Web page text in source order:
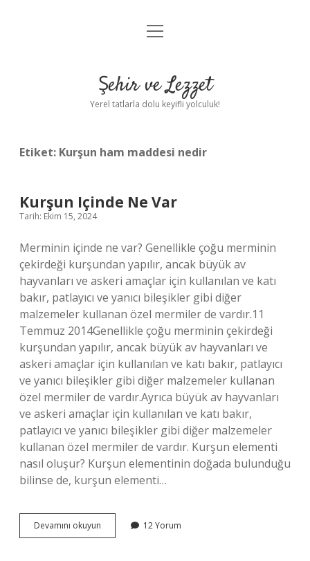
Anasayfa
Yasal Uyarı
menüyü
Şehir ve Lezzet
Yerel tatlarla dolu keyifli yolculuk!
Etiket: Kurşun ham maddesi nedir
Kurşun Içinde Ne Var
Tarih: Ekim 15, 2024
Merminin içinde ne var? Genellikle çoğu merminin
çekirdeği kurşundan yapılır, ancak büyük av
hayvanları ve askeri amaçlar için kullanılan ve katı
bakır, patlayıcı ve yanıcı bileşikler gibi diğer
malzemeler kullanan özel mermiler de vardır.11
Temmuz 2014Genellikle çoğu merminin çekirdeği
kurşundan yapılır, ancak büyük av hayvanları ve
askeri amaçlar için kullanılan ve katı bakır, patlayıcı
ve yanıcı bileşikler gibi diğer malzemeler kullanan
özel mermiler de vardır.Ayrıca büyük av hayvanları
ve askeri amaçlar için kullanılan ve katı bakır,
patlayıcı ve yanıcı bileşikler gibi diğer malzemeler
kullanan özel mermiler de vardır. Kurşun elementi
nasıl oluşur? Kurşun elementinin doğada bulunduğu
bilinse de, kurşun elementi…
Devamını okuyun
Içinde
12 Yorum